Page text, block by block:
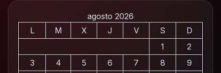
agosto 2026
L
M X J V S
D
1
2
3
4 5 6 7 8
9